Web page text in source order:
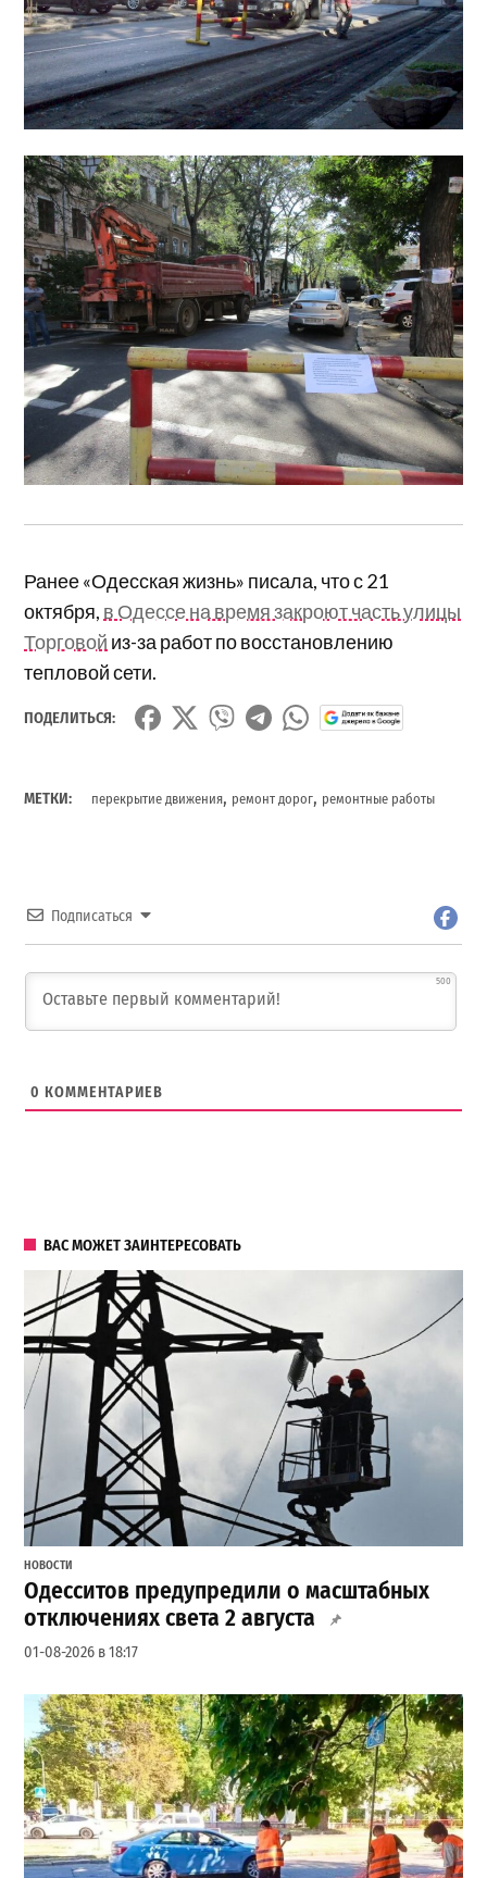
Ранее «Одесская жизнь» писала, что с 21
октября, в Одессе на время закроют часть улицы
Торговой из-за работ по восстановлению
тепловой сети.
ПОДЕЛИТЬСЯ:
МЕТКИ: перекрытие движения, ремонт дорог, ремонтные работы
Подписаться
500
0 КОММЕНТАРИЕВ
ВАС МОЖЕТ ЗАИНТЕРЕСОВАТЬ
НОВОСТИ
Одесситов предупредили о масштабных
отключениях света 2 августа
01-08-2026 в 18:17